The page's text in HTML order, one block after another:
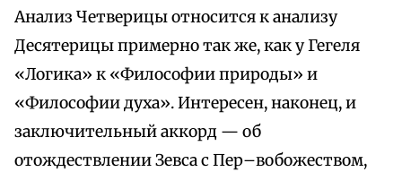
Анализ Четверицы относится к анализу
Десятерицы примерно так же, как у Гегеля
«Логика» к «Философии природы» и
«Философии духа». Интересен, наконец, и
заключительный аккорд — об
отождествлении Зевса с Пер–вобожеством,